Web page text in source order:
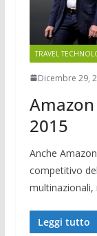
TRAVEL
Dicembre 29,
2015
Anche
competitivo
Leggi tutto